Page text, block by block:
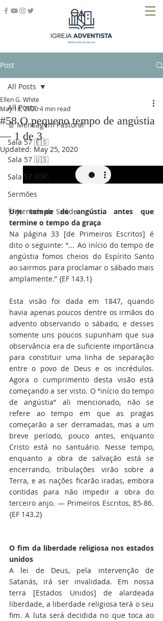
Post
All Posts
📄 Mensagem Pastoral
Sala 57 🇪🇸
Sala 57 🇺🇸
Sala 57 🇧🇷
Sermões
🩺 Jornada de Saúde
All Posts
#58 O pequeno tempo de angústia
— 1 de 3
Ellen G. White
May 18, 20204 min read
Updated: May 25, 2020
Um tempo de angústia antes que
termine o tempo da graça
Na página 33 [de Primeiros Escritos] é
dito o seguinte: “... Ao início do tempo de
angústia fomos cheios do Espírito Santo
ao sairmos para proclamar o sábado mais
amplamente.” {EF 143.1}
Esta visão foi dada em 1847, quando
havia apenas poucos dentre os irmãos do
advento observando o sábado, e desses
somente uns poucos supunham que sua
observância era de suficiente importância
para constituir uma linha de separação
entre o povo de Deus e os incrédulos.
Agora o cumprimento desta visão está
começando a ser visto. O “início do tempo
de angústia” ali mencionado, não se
refere ao tempo em que as pragas
começarão a ser derramadas, mas a um
breve período, pouco antes, enquanto
Cristo está no santuário. Nesse tempo,
enquanto a obra de salvação está se
encerrando, tribulações virão sobre a
Terra, e as nações ficarão iradas, embora
contidas para não impedir a obra do
terceiro anjo. — Primeiros Escritos, 85-86.
{EF 143.2}
O fim da liberdade religiosa nos estados
unidos
A lei de Deus, pela intervenção de
Satanás, irá ser invalidada. Em nossa
terra [Estados Unidos] de alardeada
liberdade, a liberdade religiosa terá o seu
fim. A luta será decidida no que toca ao